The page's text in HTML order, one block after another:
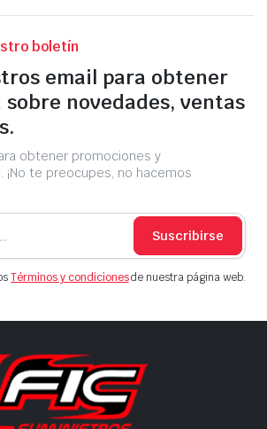
boletín
email para obtener
novedades, ventas
obtener promociones y
¡No te preocupes, no hacemos
Suscribirse
Términos y condicionesde nuestra página web.